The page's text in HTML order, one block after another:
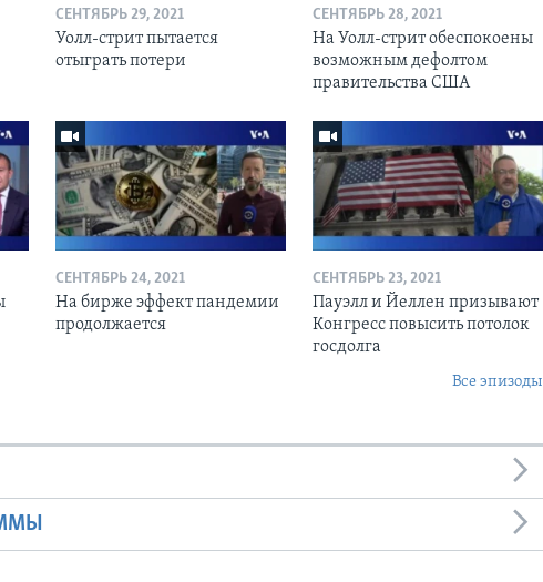
СЕНТЯБРЬ 29, 2021
Уолл-стрит пытается
отыграть потери
СЕНТЯБРЬ 28, 2021
На Уолл-стрит обеспокоены
возможным дефолтом
правительства США
СЕНТЯБРЬ 24, 2021
На бирже эффект пандемии
продолжается
СЕНТЯБРЬ 23, 2021
Пауэлл и Йеллен призывают
Конгресс повысить потолок
госдолга
Все эпизоды